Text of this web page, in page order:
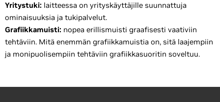
Yritystuki: laitteessa on yrityskäyttäjille suunnattuja
ominaisuuksia ja tukipalvelut.
Grafiikkamuisti: nopea erillismuisti graafisesti vaativiin
tehtäviin. Mitä enemmän grafiikkamuistia on, sitä laajempiin
ja monipuolisempiin tehtäviin grafiikkasuoritin soveltuu.